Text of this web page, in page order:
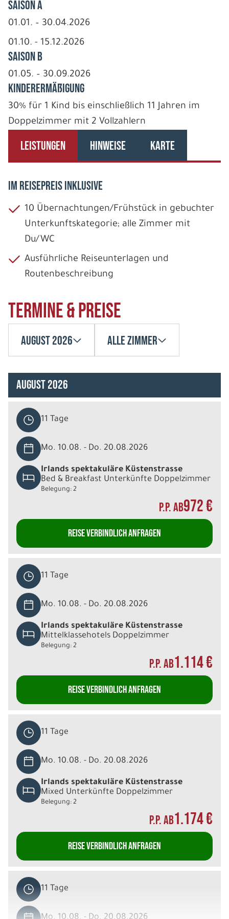
Saison A
01.01. – 30.04.2026
01.10. - 15.12.2026
Saison B
01.05. – 30.09.2026
Kinderermäßigung
30% für 1 Kind bis einschließlich 11 Jahren im
Doppelzimmer mit 2 Vollzahlern
LEISTUNGEN HINWEISE KARTE
IM REISEPREIS INKLUSIVE
10 Übernachtungen/Frühstück in gebuchter
Unterkunftskategorie; alle Zimmer mit
Du/WC
Ausführliche Reiseunterlagen und
Routenbeschreibung
Termine & Preise
August 2026 Alle Zimmer
August 2026
11 Tage
Mo. 10.08. - Do. 20.08.2026
Irlands spektakuläre Küstenstrasse
Bed & Breakfast Unterkünfte Doppelzimmer
Belegung: 2
P.P. AB972 €
REISE VERBINDLICH ANFRAGEN
11 Tage
Mo. 10.08. - Do. 20.08.2026
Irlands spektakuläre Küstenstrasse
Mittelklassehotels Doppelzimmer
Belegung: 2
P.P. AB1.114 €
REISE VERBINDLICH ANFRAGEN
11 Tage
Mo. 10.08. - Do. 20.08.2026
Irlands spektakuläre Küstenstrasse
Mixed Unterkünfte Doppelzimmer
Belegung: 2
P.P. AB1.174 €
REISE VERBINDLICH ANFRAGEN
11 Tage